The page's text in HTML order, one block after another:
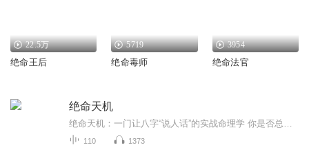
22.5万
绝命王后
5719
绝命毒师
3954
绝命法官
绝命天机
110 1373